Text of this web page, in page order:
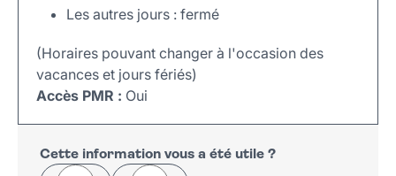
Les autres jours : fermé
(Horaires pouvant changer à l'occasion des
vacances et jours fériés)
Accès PMR : Oui
+
−
Cette information vous a été utile ?